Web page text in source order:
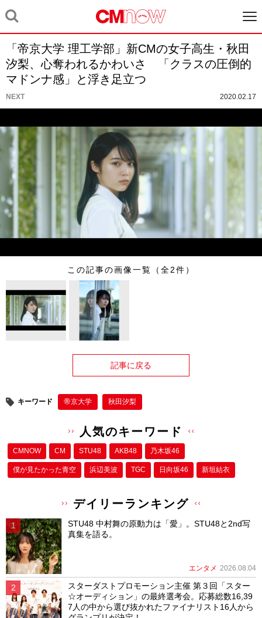
「帝京大学 理工学部」新CMの女子高生・秋田
汐梨、心奪われるかわいさ 「クラスの圧倒的
マドンナ感」と浮き足立つ
NEXT 2020.02.17
この記事の画像一覧（全2件）
記事に戻る
キーワード 帝京大学 秋田汐梨
人気のキーワード
CMNOW CM STU48 AKB48 乃木坂46
僕が⾒たかった⻘空 浜辺美波 TGC 日向坂46 新垣結衣
デイリーランキング
STU48 中村舞の原動力は「愛」。STU48と2nd写
真集を語る。
エンタメ 2026.08.04
スターダストプロモーション主催 第３回「スター
☆オーディション」の最終選考会。応募総数16,39
7人の中から選び抜かれたファイナリスト16人から